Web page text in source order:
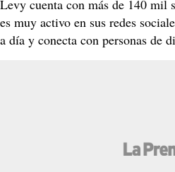
Levy cuenta con más de 140 mil
es muy activo en sus redes
a día y conecta con personas de